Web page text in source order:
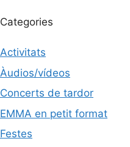
Categories
Activitats
Àudios/vídeos
Concerts de tardor
EMMA en petit format
Festes